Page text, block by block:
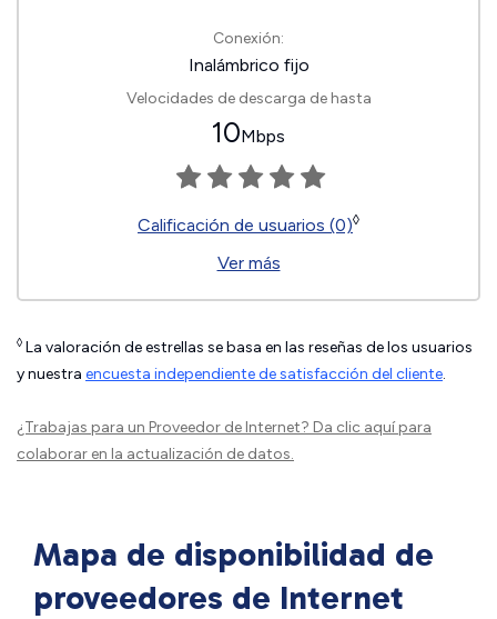
Conexión:
Inalámbrico fijo
Velocidades de descarga de hasta
10Mbps
Calificación de usuarios (0)◊
Ver más
◊ La valoración de estrellas se basa en las reseñas de los usuarios
y nuestra encuesta independiente de satisfacción del cliente.
¿Trabajas para un Proveedor de Internet? Da clic aquípara
colaborar en la actualización de datos.
Mapa de disponibilidad de
proveedores de Internet